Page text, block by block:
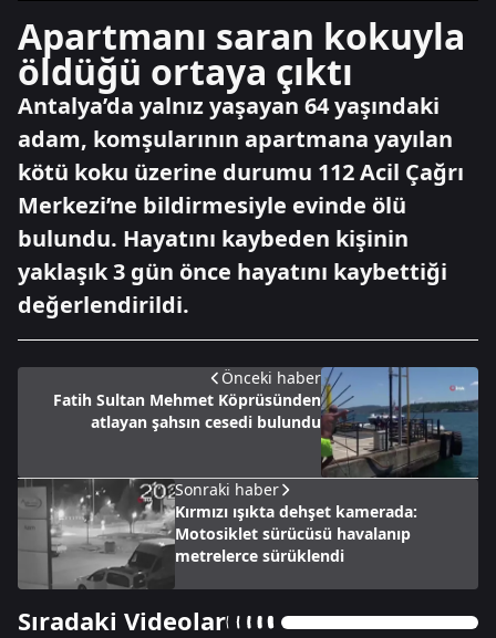
Apartmanı saran kokuyla
öldüğü ortaya çıktı
Antalya’da yalnız yaşayan 64 yaşındaki
adam, komşularının apartmana yayılan
kötü koku üzerine durumu 112 Acil Çağrı
Merkezi’ne bildirmesiyle evinde ölü
bulundu. Hayatını kaybeden kişinin
yaklaşık 3 gün önce hayatını kaybettiği
değerlendirildi.
Önceki haber
Fatih Sultan Mehmet Köprüsünden
atlayan şahsın cesedi bulundu
Sonraki haber
Kırmızı ışıkta dehşet kamerada:
Motosiklet sürücüsü havalanıp
metrelerce sürüklendi
Sıradaki Videolar